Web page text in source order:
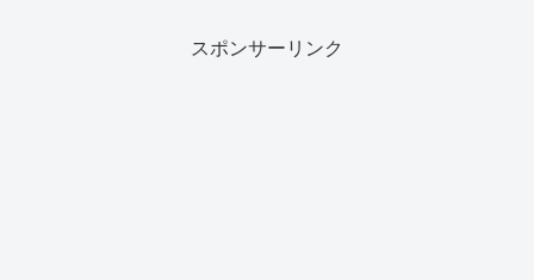
スポンサーリンク